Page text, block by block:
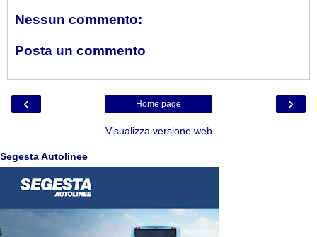
Nessun commento:
Posta un commento
‹ ›
Home page
Visualizza versione web
Segesta Autolinee